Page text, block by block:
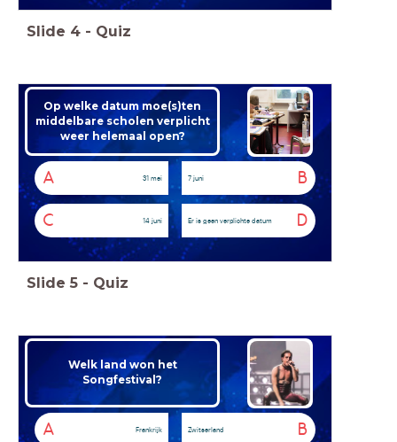
Slide 4 - Quiz
Op welke datum moe(s)ten
middelbare scholen verplicht
weer helemaal open?
A 31 mei B
7 juni
C 14 juni D
Er is geen verplichte datum
Slide 5 - Quiz
Welk land won het
Songfestival?
A Frankrijk B
Zwitserland